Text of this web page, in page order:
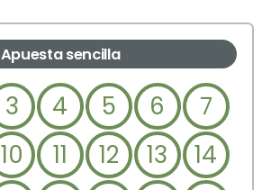
Apuesta sencilla
3 4 5 6
7
10 11 12 13
14